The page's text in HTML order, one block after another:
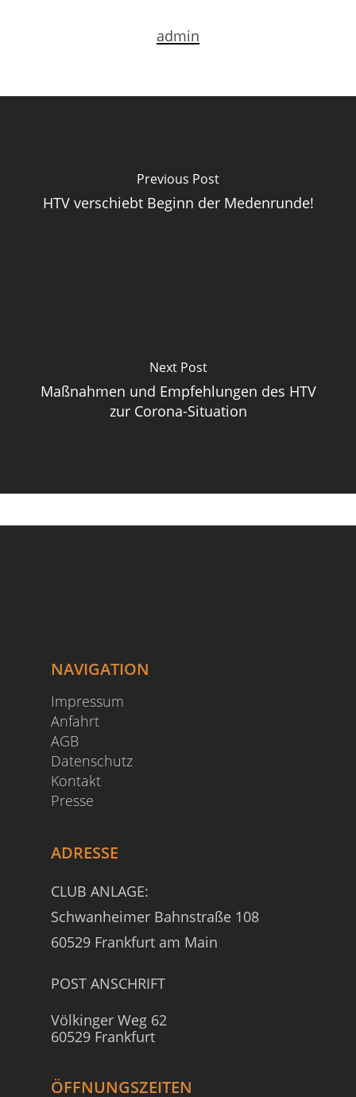
admin
Previous Post
HTV verschiebt Beginn der Medenrunde!
Next Post
Maßnahmen und Empfehlungen des HTV
zur Corona-Situation
NAVIGATION
Impressum
Anfahrt
AGB
Datenschutz
Kontakt
Presse
ADRESSE
CLUB ANLAGE:
Schwanheimer Bahnstraße 108
60529 Frankfurt am Main
POST ANSCHRIFT
Völkinger Weg 62
60529 Frankfurt
ÖFFNUNGSZEITEN